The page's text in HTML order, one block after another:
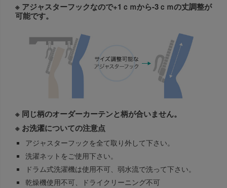
※ アジャスターフックなので+1ｃｍから-3ｃｍの丈調整が
可能です。
※ 同じ柄のオーダーカーテンと柄が合いません。
※ お洗濯についての注意点
アジャスターフックを全て取り外して下さい。
洗濯ネットをご使用下さい。
ドラム式洗濯機は使用不可、弱水流で洗って下さい。
乾燥機使用不可、ドライクリーニング不可